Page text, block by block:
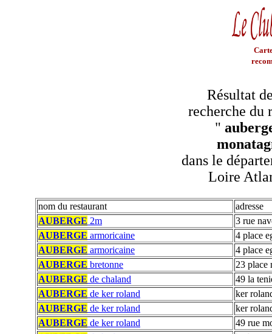
Résultat
recherche du
"
dans le
Loire
nom du restaurant
adresse
AUBERGE 2m
3 rue
AUBERGE armoricaine
4 place
AUBERGE armoricaine
4 place
AUBERGE bretonne
23 place
AUBERGE de chaland
49 la
AUBERGE de ker roland
ker
AUBERGE de ker roland
ker
AUBERGE de ker roland
49 rue